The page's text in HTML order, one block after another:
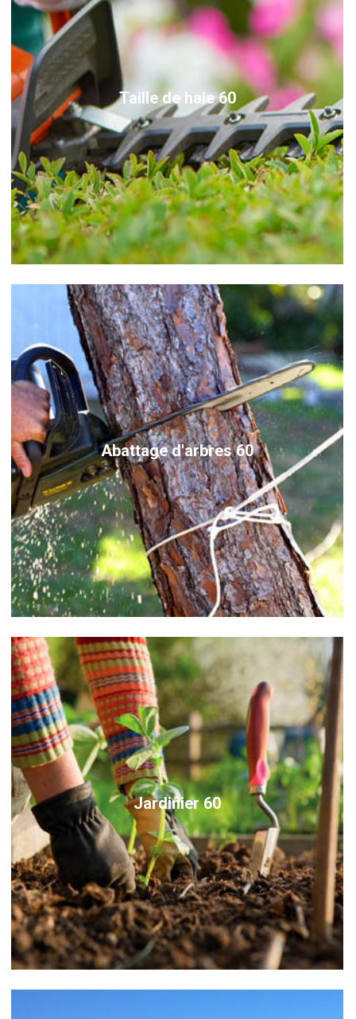
Taille de haie 60
Abattage d'arbres 60
Jardinier 60